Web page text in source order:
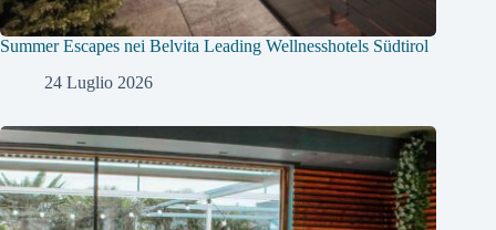
Summer Escapes nei Belvita Leading Wellnesshotels Südtirol
24 Luglio 2026